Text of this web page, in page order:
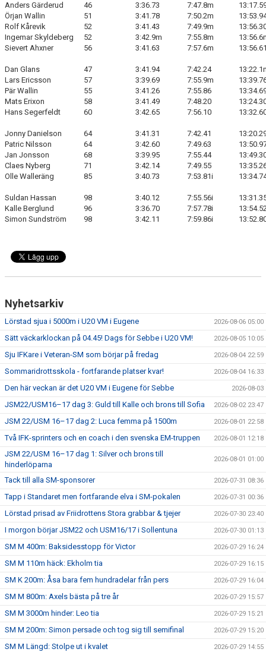
Anders Gärderud 46 3:36.73 7:47.8m
Örjan Wallin
51 3:41.78 7:50.2m
Rolf Kårevik
52 3:41.43 7:49.9m
Ingemar Skyldeberg
52 3:42.9m 7:55.8m
Sievert Ahxner
56 3:41.63 7:57.6m
Dan Glans 47 3:41.94 7:42.24
Lars Ericsson
57 3:39.69 7:55.9m
Pär Wallin
55 3:41.26 7:55.86
Mats Erixon
58 3:41.49 7:48.20
Hans Segerfeldt
60 3:42.65 7:56.10
Jonny Danielson 64 3:41.31 7:42.41
Patric Nilsson
64 3:42.60 7:49.63
Jan Jonsson
68 3:39.95 7:55.44
Claes Nyberg
71 3:42.14 7:49.55
Olle Walleräng
85 3:40.73 7:53.81i
Suldan Hassan 98 3:40.12 7:55.56i
Kalle Berglund
96 3:36.70 7:57.78i
Simon Sundström
98 3:42.11 7:59.86i
Nyhetsarkiv
Lörstad sjua i 5000m i U20 VM i Eugene 2026-08-06 05:00
Sätt väckarklockan på 04.45! Dags för Sebbe i U20 VM! 2026-08-05 10:05
Sju IFKare i Veteran-SM som börjar på fredag 2026-08-04 22:59
Sommaridrottsskola - fortfarande platser kvar! 2026-08-04 16:33
Den här veckan är det U20 VM i Eugene för Sebbe 2026-08-03
JSM22/USM16–17 dag 3: Guld till Kalle och brons till Sofia 2026-08-02 23:47
JSM 22/USM 16–17 dag 2: Luca femma på 1500m 2026-08-01 22:58
Två IFK-sprinters och en coach i den svenska EM-truppen 2026-08-01 12:18
JSM 22/USM 16–17 dag 1: Silver och brons till
hinderlöparna
2026-08-01 01:00
Tack till alla SM-sponsorer 2026-07-31 08:36
Tapp i Standaret men fortfarande elva i SM-pokalen 2026-07-31 00:36
Lörstad prisad av Friidrottens Stora grabbar & tjejer 2026-07-30 23:40
I morgon börjar JSM22 och USM16/17 i Sollentuna 2026-07-30 01:13
SM M 400m: Baksidesstopp för Victor 2026-07-29 16:24
SM M 110m häck: Ekholm tia 2026-07-29 16:15
SM K 200m: Åsa bara fem hundradelar från pers 2026-07-29 16:04
SM M 800m: Axels bästa på tre år 2026-07-29 15:57
SM M 3000m hinder: Leo tia 2026-07-29 15:21
SM M 200m: Simon persade och tog sig till semifinal 2026-07-29 15:20
SM M Längd: Stolpe ut i kvalet 2026-07-29 14:55